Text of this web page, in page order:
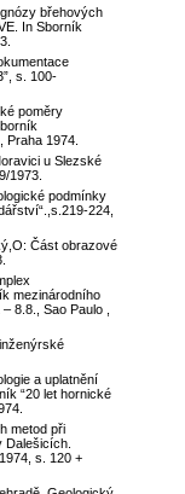
břehových
In Sborník
s. 100-
poměry
Praha 1974.
u Slezské
1973.
podmínky
224,
Část obrazové
mezinárodního
8.8., Sao Paulo ,
a uplatnění
“20 let hornické
metod při
Dalešicích.
s. 120 +